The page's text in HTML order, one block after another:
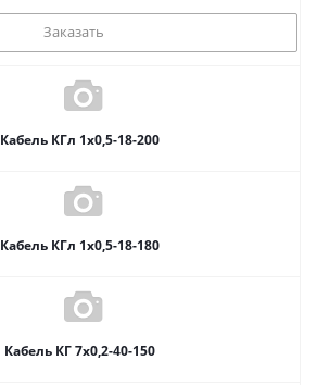
Заказать
Кабель КГл 1х0,5-18-200
Кабель КГл 1х0,5-18-180
Кабель КГ 7х0,2-40-150